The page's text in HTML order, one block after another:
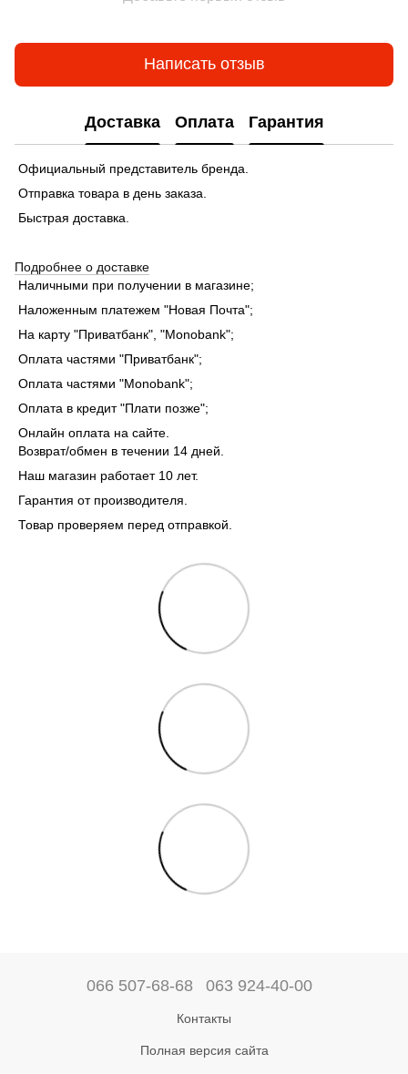
Написать отзыв
Доставка Оплата Гарантия
Официальный представитель бренда.
Отправка товара в день заказа.
Быстрая доставка.
Подробнее о доставке
Наличными при получении в магазине;
Наложенным платежем "Новая Почта";
На карту "Приватбанк", "Monobank";
Оплата частями "Приватбанк";
Оплата частями "Monobank";
Оплата в кредит "Плати позже";
Онлайн оплата на сайте.
Возврат/обмен в течении 14 дней.
Наш магазин работает 10 лет.
Гарантия от производителя.
Товар проверяем перед отправкой.
066 507-68-68 063 924-40-00
Контакты
Полная версия сайта